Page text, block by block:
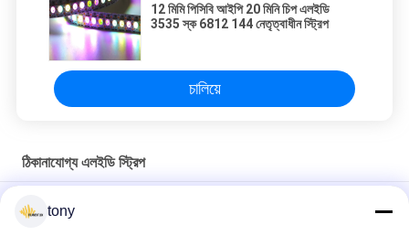
12 মিমি পিসিবি আইপি 20 মিনি চিপ এলইডি
3535 স্ক 6812 144 নেতৃত্বাধীন স্ট্রিপ
চালিয়ে
ঠিকানাযোগ্য এলইডি স্ট্রিপ
ব্যবহারকারী বান্ধব WS2811 IP67 60pcs 5050 ঠিকানাযোগ্য এলইডি স্ট্রিপ
able tony